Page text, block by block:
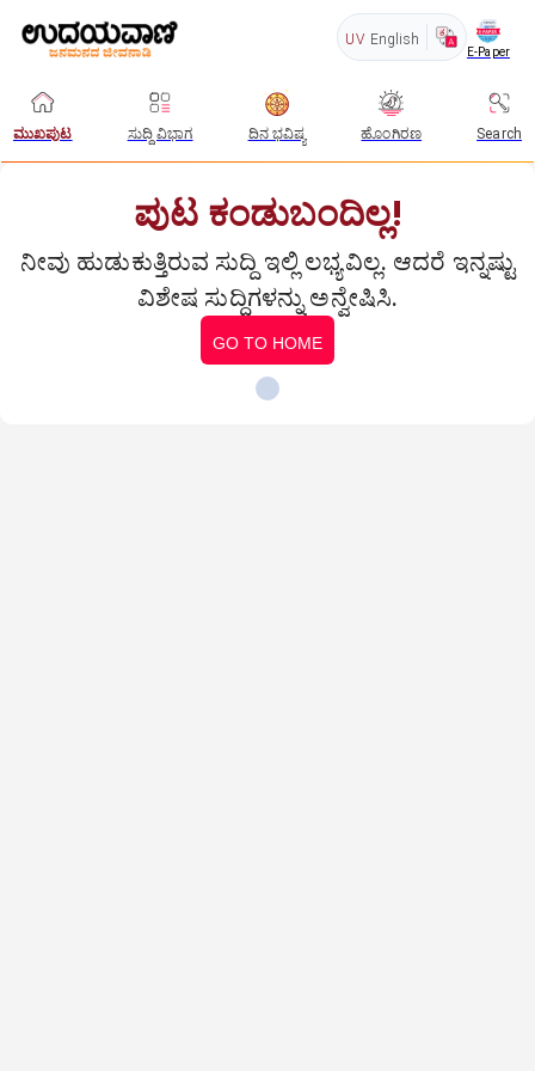
UV English
E-Paper
ಮುಖಪುಟ ಸುದ್ದಿ ವಿಭಾಗ ದಿನ ಭವಿಷ್ಯ ಹೊಂಗಿರಣ Search
ಪುಟ ಕಂಡುಬಂದಿಲ್ಲ!
ನೀವು ಹುಡುಕುತ್ತಿರುವ ಸುದ್ದಿ ಇಲ್ಲಿ ಲಭ್ಯವಿಲ್ಲ. ಆದರೆ ಇನ್ನಷ್ಟು
ವಿಶೇಷ ಸುದ್ದಿಗಳನ್ನು ಅನ್ವೇಷಿಸಿ.
GO TO HOME